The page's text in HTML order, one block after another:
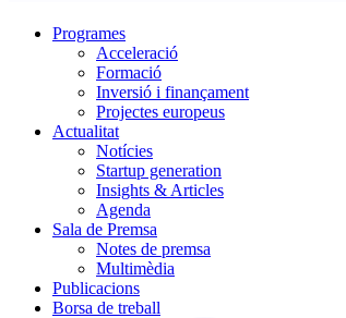
Programes
Acceleració
Formació
Inversió i finançament
Projectes europeus
Actualitat
Notícies
Startup generation
Insights & Articles
Agenda
Sala de Premsa
Notes de premsa
Multimèdia
Publicacions
Borsa de treball